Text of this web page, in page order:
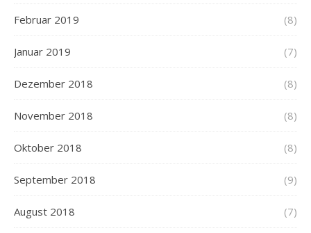
Februar 2019 (8)
Januar 2019 (7)
Dezember 2018 (8)
November 2018 (8)
Oktober 2018 (8)
September 2018 (9)
August 2018 (7)